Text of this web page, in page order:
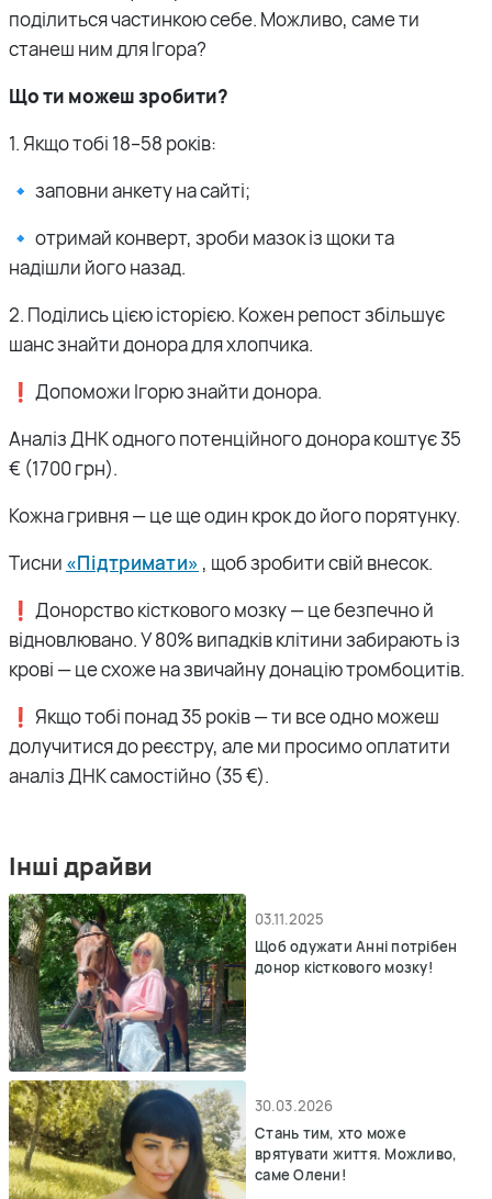
поділиться частинкою себе. Можливо, саме ти
станеш ним для Ігора?
Що ти можеш зробити?
1. Якщо тобі 18–58 років:
🔹 заповни анкету на сайті;
🔹 отримай конверт, зроби мазок із щоки та
надішли його назад.
2. Поділись цією історією. Кожен репост збільшує
шанс знайти донора для хлопчика.
❗️ Допоможи Ігорю знайти донора.
Аналіз ДНК одного потенційного донора коштує 35
€ (1700 грн).
Кожна гривня — це ще один крок до його порятунку.
Тисни «Підтримати» , щобзробити свій внесок.
❗️ Донорство кісткового мозку — це безпечно й
відновлювано. У 80% випадків клітини забирають із
крові — це схоже на звичайну донацію тромбоцитів.
❗️ Якщо тобі понад 35 років — ти все одно можеш
долучитися до реєстру, але ми просимо оплатити
аналіз ДНК самостійно (35 €).
Інші драйви
03.11.2025
Щоб одужати Анні потрібен
донор кісткового мозку!
30.03.2026
Стань тим, хто може
врятувати життя. Можливо,
саме Олени!